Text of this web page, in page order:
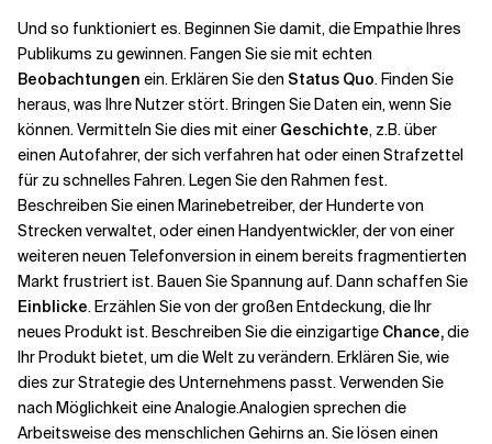
Verwandte Themen
Und so funktioniert es. Beginnen Sie damit, die Empathie Ihres
Publikums zu gewinnen. Fangen Sie sie mit echten
Beobachtungen ein. Erklären Sie den Status Quo. Finden Sie
heraus, was Ihre Nutzer stört. Bringen Sie Daten ein, wenn Sie
können. Vermitteln Sie dies mit einer Geschichte, z.B. über
einen Autofahrer, der sich verfahren hat oder einen Strafzettel
für zu schnelles Fahren. Legen Sie den Rahmen fest.
Beschreiben Sie einen Marinebetreiber, der Hunderte von
Strecken verwaltet, oder einen Handyentwickler, der von einer
weiteren neuen Telefonversion in einem bereits fragmentierten
Markt frustriert ist. Bauen Sie Spannung auf. Dann schaffen Sie
Einblicke. Erzählen Sie von der großen Entdeckung, die Ihr
neues Produkt ist. Beschreiben Sie die einzigartige Chance,die
Ihr Produkt bietet, um die Welt zu verändern. Erklären Sie, wie
dies zur Strategie des Unternehmens passt. Verwenden Sie
nach Möglichkeit eineAnalogie.Analogien sprechen die
Arbeitsweise des menschlichen Gehirns an. Sie lösen einen